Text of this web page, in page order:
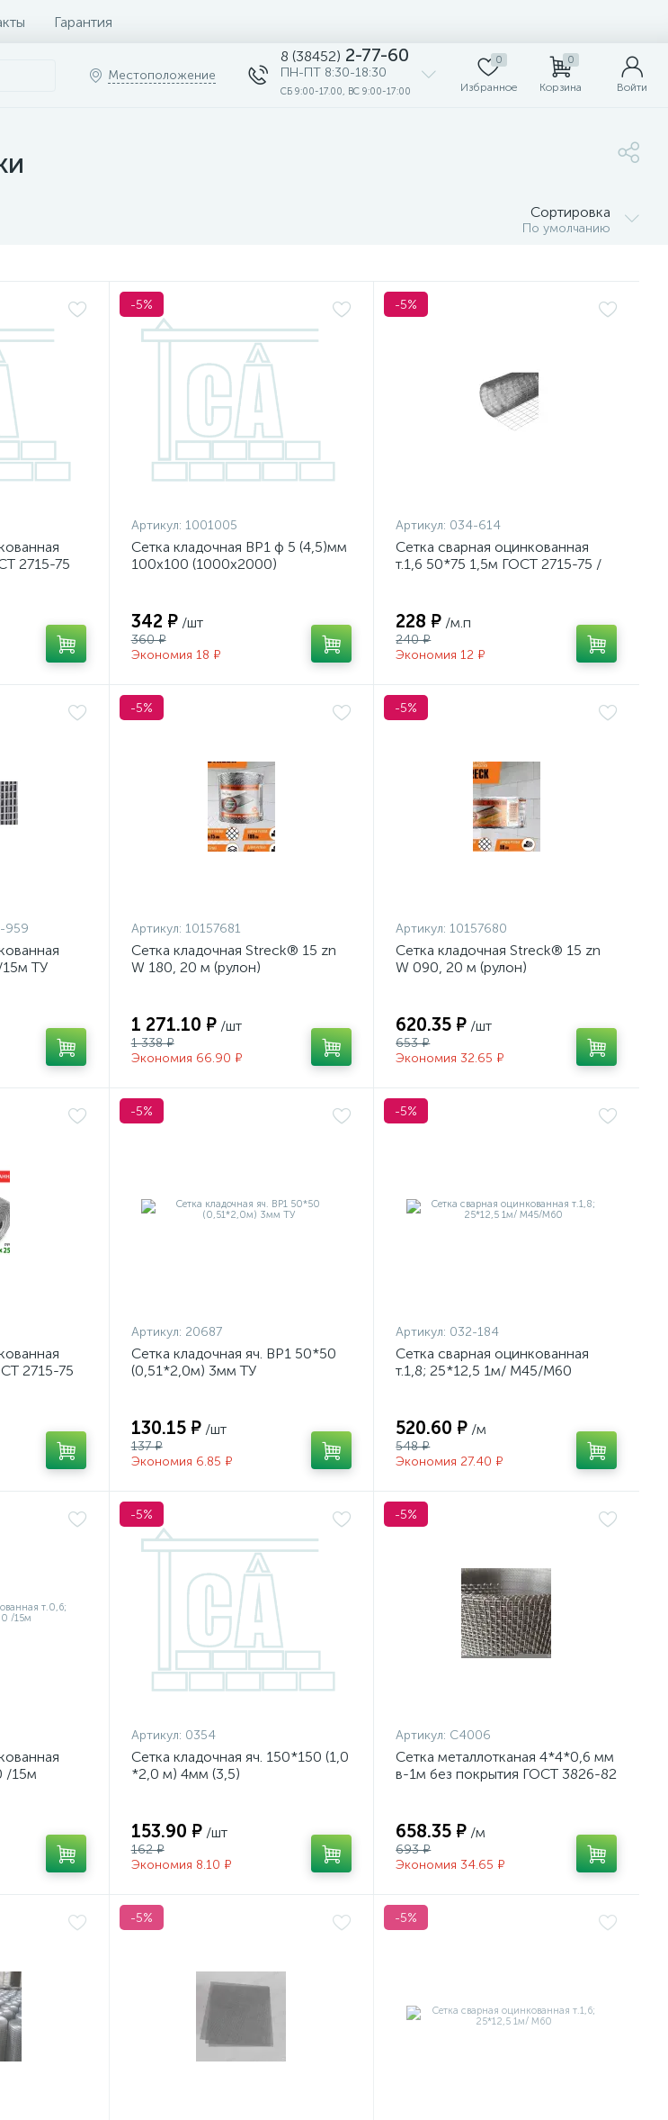
Гарантия
Местоположение
8 (38452) 2-77-60
ПН-ПТ 8:30-18:30
СБ 9:00-17.00, ВС 9:00-17:00
0
Избранное
0
Корзина Войти
Сортировка
По умолчанию
2715-75
-5%
Артикул: 1001005
Сетка кладочная ВР1 ф 5 (4,5)мм
100х100 (1000х2000)
342 ₽ /шт
360 ₽
Экономия 18 ₽
-5%
Артикул: 034-614
Сетка сварная оцинкованная
т.1,6 50*75 1,5м ГОСТ 2715-75 /
228 ₽ /м.п
240 ₽
Экономия 12 ₽
959
15м ТУ
-5%
Артикул: 10157681
Сетка кладочная Streck® 15 zn
W 180, 20 м (рулон)
1 271.10 ₽ /шт
1 338 ₽
Экономия 66.90 ₽
-5%
Артикул: 10157680
Сетка кладочная Streck® 15 zn
W 090, 20 м (рулон)
620.35 ₽ /шт
653 ₽
Экономия 32.65 ₽
2715-75
-5%
Артикул: 20687
Сетка кладочная яч. ВР1 50*50
(0,51*2,0м) 3мм ТУ
130.15 ₽ /шт
137 ₽
Экономия 6.85 ₽
-5%
Артикул: 032-184
Сетка сварная оцинкованная
т.1,8; 25*12,5 1м/ М45/М60
520.60 ₽ /м
548 ₽
Экономия 27.40 ₽
/15м
-5%
Артикул: 0354
Сетка кладочная яч. 150*150 (1,0
*2,0 м) 4мм (3,5)
153.90 ₽ /шт
162 ₽
Экономия 8.10 ₽
-5%
Артикул: С4006
Сетка металлотканая 4*4*0,6 мм
в-1м без покрытия ГОСТ 3826-82
658.35 ₽ /м
693 ₽
Экономия 34.65 ₽
-5% -5%